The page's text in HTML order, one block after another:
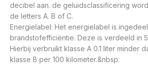
decibel aan. de geluidsclassificering
de letters A. B of C.
Energielabel: Het energielabel is
brandstofefficiëntie. Deze is verdeeld in 5
Hierbij verbruikt klasse A 0.1 liter minder
klasse B per 100 kilometer.&nbsp: